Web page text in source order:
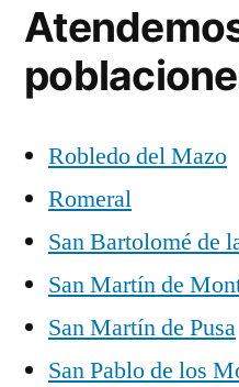
Robledo del Mazo
Romeral
San Bartolomé de
San Martín de
San Martín de Pusa
San Pablo de los